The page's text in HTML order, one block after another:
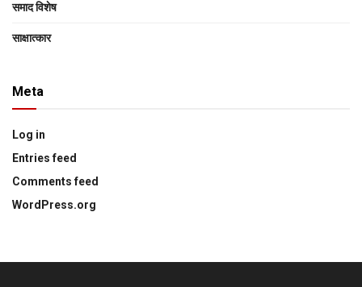
समाद विशेष
साक्षात्‍कार
Meta
Log in
Entries feed
Comments feed
WordPress.org